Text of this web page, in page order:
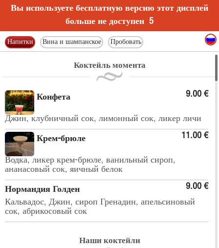
Вы используете бесплатную версию этот дисплей
больше не доступен 4
Напитки Вина и шампанское Пробовать
Коктейль момента
9.00 €
Конфета
Джин, клубничный сок, лимонный сок, ликер личи
11.00 €
Крем-брюле
Водка, ликер крем-брюле, ванильный сироп,
ананасовый сок, яичный белок
9.00 €
Нормандия Голден
Кальвадос, Джин, сироп Гренадин, апельсиновый
сок, абрикосовый сок
Наши коктейли